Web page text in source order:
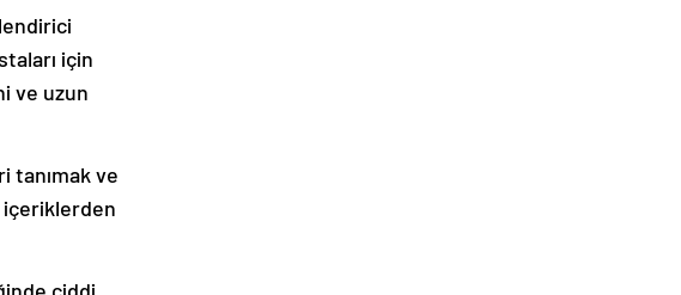
için
ve uzun
tanımak ve
içeriklerden